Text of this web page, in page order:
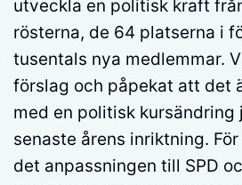
utveckla en politisk kraft
rösterna, de 64 platserna i
tusentals nya medlemmar.
förslag och påpekat att det
med en politisk
senaste årens inriktning.
det anpassningen till SPD